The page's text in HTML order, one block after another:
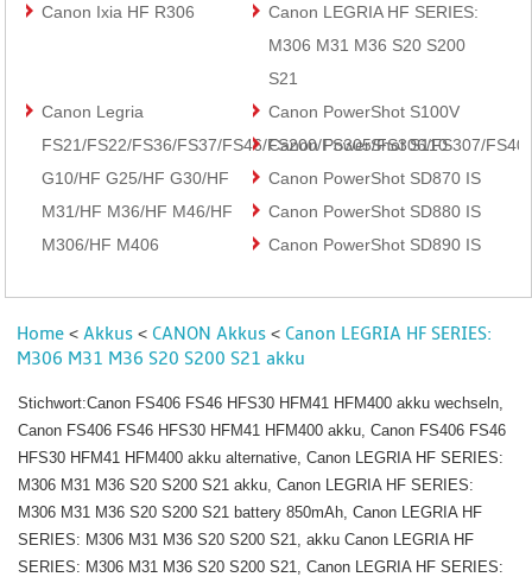
Canon Ixia HF R306
Canon LEGRIA HF SERIES:
M306 M31 M36 S20 S200
S21
Canon Legria
FS21/FS22/FS36/FS37/FS46/FS200/FS305/FS306/FS307/
G10/HF G25/HF G30/HF
M31/HF M36/HF M46/HF
M306/HF M406
Canon PowerShot S100V
Canon PowerShot S110
Canon PowerShot SD870 IS
Canon PowerShot SD880 IS
Canon PowerShot SD890 IS
Home < Akkus < CANON Akkus < Canon LEGRIA HF SERIES:
M306 M31 M36 S20 S200 S21 akku
Stichwort:Canon FS406 FS46 HFS30 HFM41 HFM400 akku wechseln,
Canon FS406 FS46 HFS30 HFM41 HFM400 akku, Canon FS406 FS46
HFS30 HFM41 HFM400 akku alternative, Canon LEGRIA HF SERIES:
M306 M31 M36 S20 S200 S21 akku, Canon LEGRIA HF SERIES:
M306 M31 M36 S20 S200 S21 battery 850mAh, Canon LEGRIA HF
SERIES: M306 M31 M36 S20 S200 S21, akku Canon LEGRIA HF
SERIES: M306 M31 M36 S20 S200 S21, Canon LEGRIA HF SERIES: